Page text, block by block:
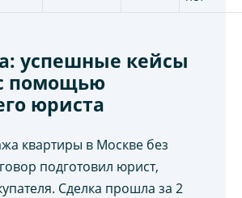
успешные кейсы
помощью
юриста
квартиры в Москве без
подготовил юрист,
Сделка прошла за 2